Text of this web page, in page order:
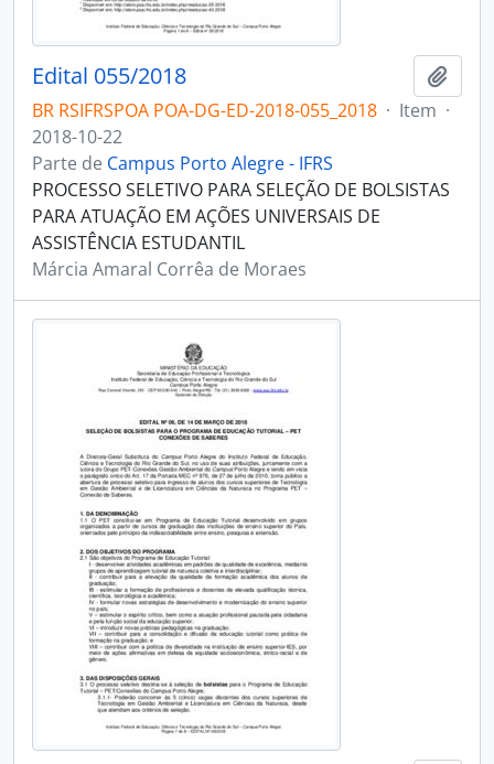
Edital 055/2018
BR RSIFRSPOA POA-DG-ED-2018-055_2018 · Item ·
2018-10-22
Parte de Campus Porto Alegre - IFRS
PROCESSO SELETIVO PARA SELEÇÃO DE BOLSISTAS
PARA ATUAÇÃO EM AÇÕES UNIVERSAIS DE
ASSISTÊNCIA ESTUDANTIL
Márcia Amaral Corrêa de Moraes